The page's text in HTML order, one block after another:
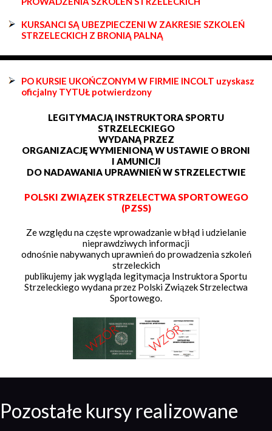
KURSANCI SĄ UBEZPIECZENI W ZAKRESIE SZKOLEŃ
STRZELECKICH Z BRONIĄ PALNĄ
PO KURSIE UKOŃCZONYM W FIRMIE INCOLT uzyskasz
oficjalny TYTUŁ potwierdzony
LEGITYMACJĄ INSTRUKTORA SPORTU
STRZELECKIEGO
WYDANĄ PRZEZ
ORGANIZACJĘ WYMIENIONĄ W USTAWIE O BRONI
I AMUNICJI
DO NADAWANIA UPRAWNIEŃ W STRZELECTWIE
POLSKI ZWIĄZEK STRZELECTWA SPORTOWEGO
(PZSS)
Ze względu na częste wprowadzanie w błąd i udzielanie
nieprawdziwych informacji
odnośnie nabywanych uprawnień do prowadzenia szkoleń
strzeleckich
publikujemy jak wygląda legitymacja Instruktora Sportu
Strzeleckiego wydana przez Polski Związek Strzelectwa
Sportowego.
Pozostałe kursy realizowane